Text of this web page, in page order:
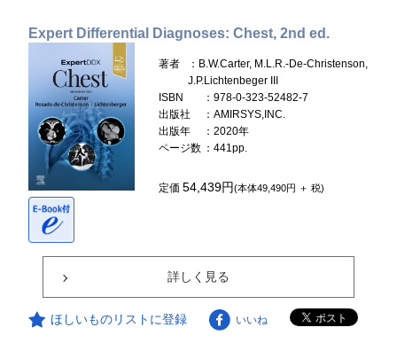
Expert Differential Diagnoses: Chest, 2nd ed.
著者
：B.W.Carter, M.L.R.-De-Christenson,
J.P.Lichtenbeger III
ISBN
：978-0-323-52482-7
出版社
：AMIRSYS,INC.
出版年
：2020年
ページ数 ：441pp.
定価54,439円(本体49,490円 ＋ 税)
詳しく見る
ほしいものリストに登録 いいね